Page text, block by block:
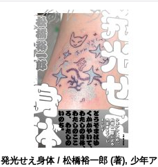
発光せえ身体 / 松橋裕一郎 (著), 少年ア